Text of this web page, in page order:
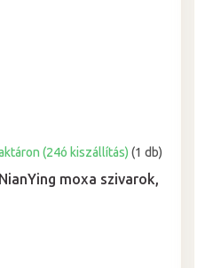
moxa szivarok,
(24ó kiszállítás) (1 db)